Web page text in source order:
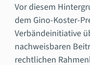
Vor diesem
dem Gino-Koster-
Verbändeinitiative
nachweisbaren
rechtlichen